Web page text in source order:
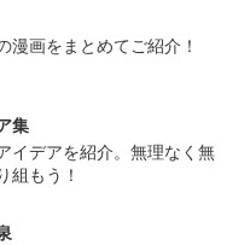
漫画をまとめてご紹介！
集
イデアを紹介。無理なく無
組もう！